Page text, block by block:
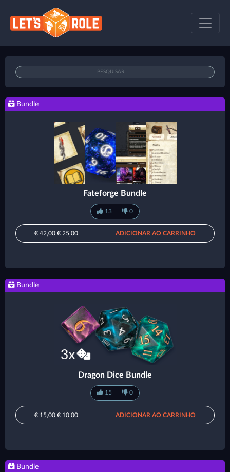
Bundle
Fateforge Bundle
13 0
€ 42,00 € 25,00 ADICIONAR AO CARRINHO
Bundle
Dragon Dice Bundle
15 0
€ 15,00 € 10,00 ADICIONAR AO CARRINHO
Bundle